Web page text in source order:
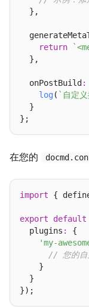
  },
return
  },
  onPostBuild
:
log( `自定
  }
在您的
import {
export default
  plugins
:
{
'my-
// 您的自
    }
  }